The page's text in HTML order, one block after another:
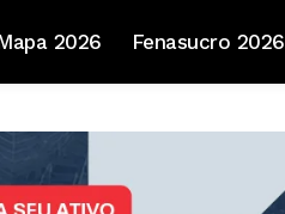
2026 Fenasucro 2026